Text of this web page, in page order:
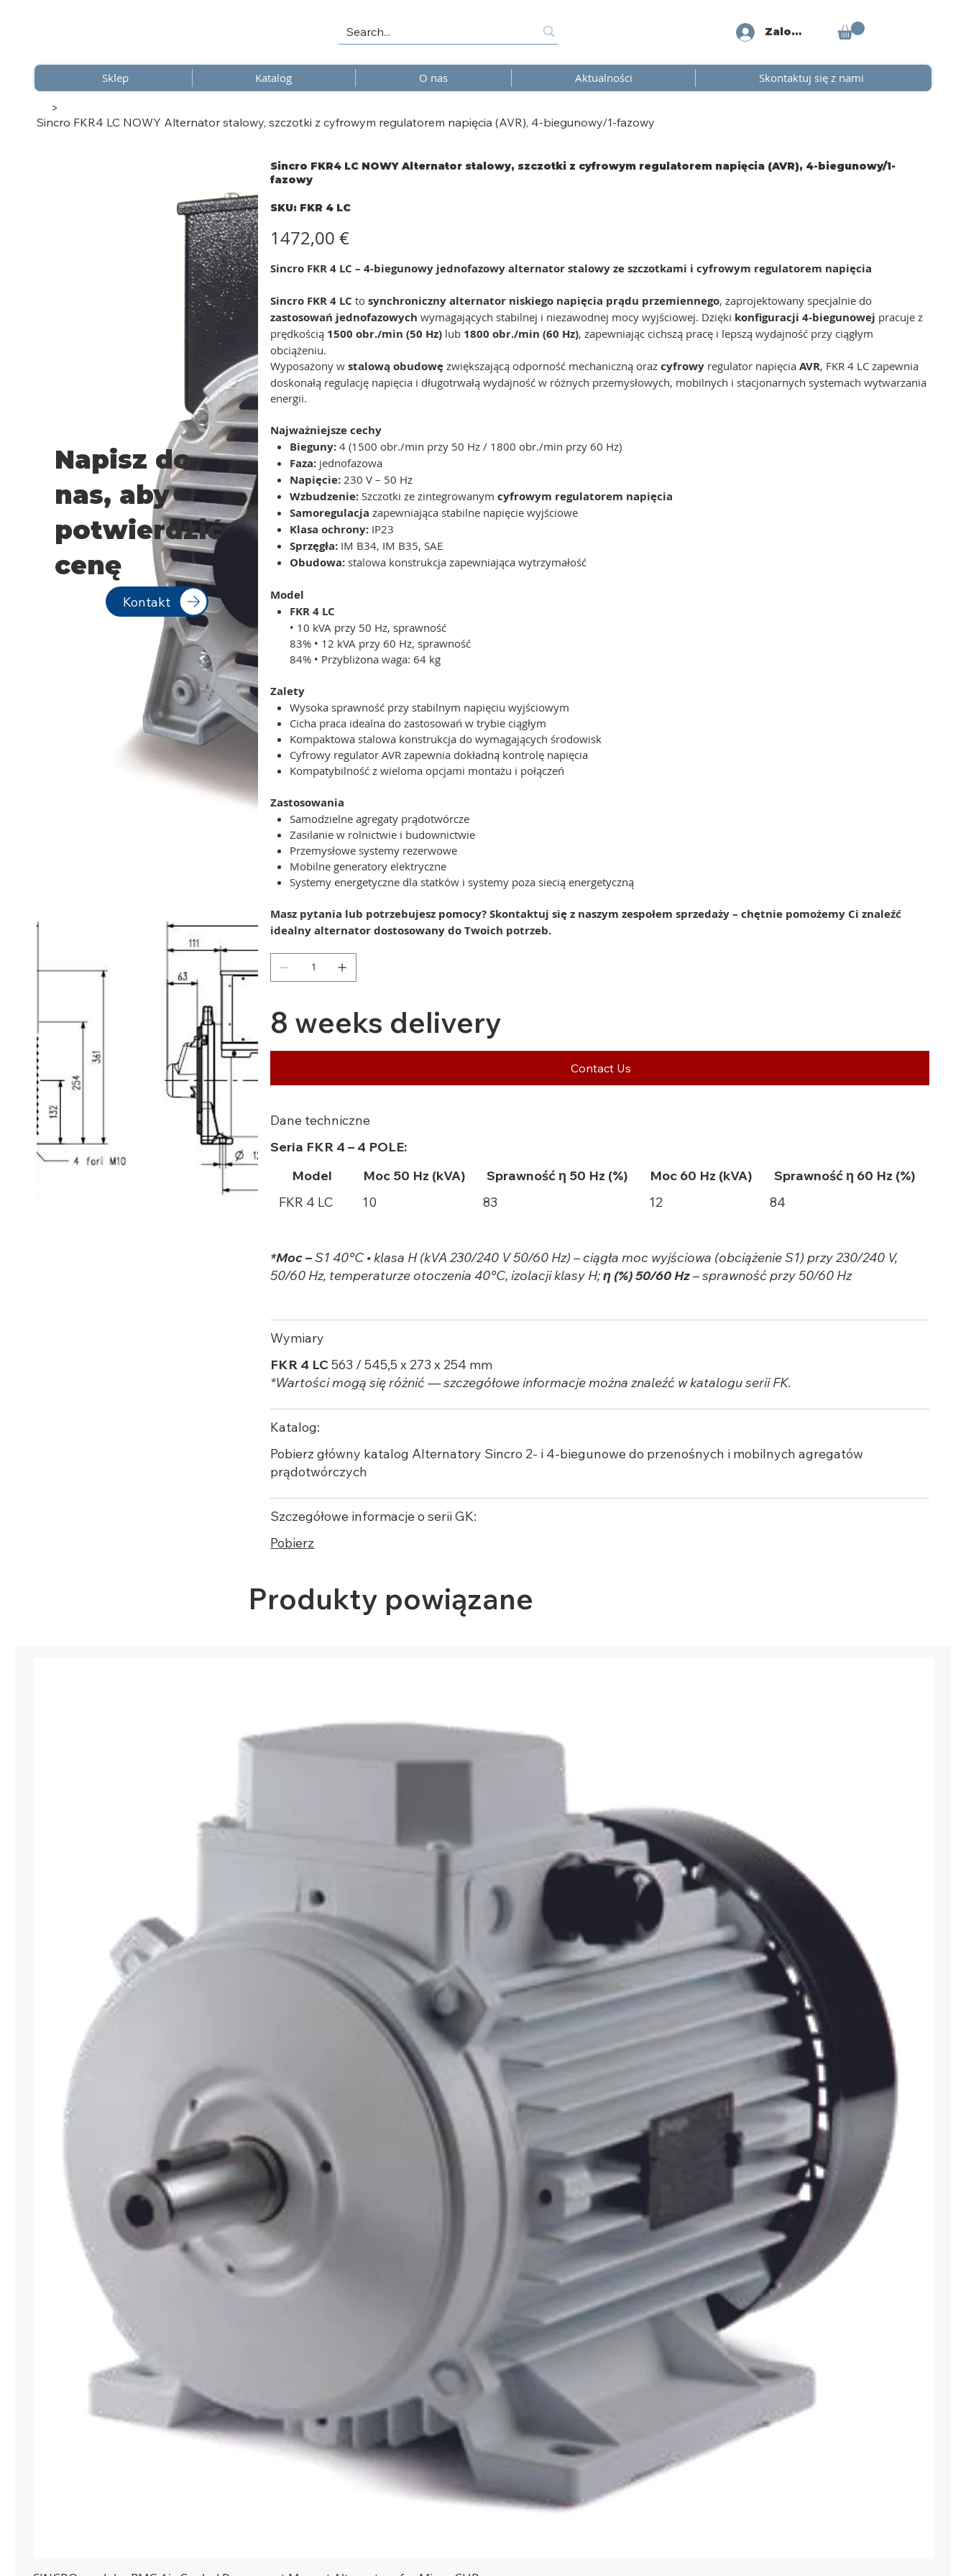
Zaloguj się
Sklep Katalog O nas Aktualności Skontaktuj się z nami
>
Sincro FKR4 LC NOWY Alternator stalowy, szczotki z cyfrowym regulatorem napięcia (AVR), 4-biegunowy/1-fazowy
Sincro FKR4 LC NOWY Alternator stalowy, szczotki z cyfrowym regulatorem napięcia (AVR), 4-biegunowy/1-
fazowy
SKU: SKU
FKR
FKR 4 LC
1472,00 €
Sincro FKR 4 LC – 4-biegunowy jednofazowy alternator stalowy ze szczotkami i cyfrowym regulatorem napięcia
Sincro FKR 4 LC tosynchroniczny alternator niskiego napięcia prądu przemiennego, zaprojektowany specjalnie do
zastosowań jednofazowych wymagających stabilnej i niezawodnej mocy wyjściowej. Dzięki konfiguracji 4-biegunowej pracuje z
prędkością 1500 obr./min (50 Hz) lub 1800 obr./min (60 Hz), zapewniając cichszą pracę i lepszą wydajność przy ciągłym
obciążeniu.
Wyposażony wstalową obudowę zwiększającą odporność mechaniczną orazcyfrowy regulator napięciaAVR, FKR 4 LC zapewnia
doskonałą regulację napięcia i długotrwałą wydajność w różnych przemysłowych, mobilnych i stacjonarnych systemach wytwarzania
energii.
Najważniejsze cechy
Bieguny: 4 (1500 obr./min przy 50 Hz / 1800 obr./min przy 60 Hz)
Faza: jednofazowa
Napięcie: 230 V – 50 Hz
Wzbudzenie: Szczotki ze zintegrowanymcyfrowym regulatorem napięcia
Samoregulacja zapewniająca stabilne napięcie wyjściowe
Klasa ochrony: IP23
Sprzęgła: IM B34, IM B35, SAE
Obudowa: stalowa konstrukcja zapewniająca wytrzymałość
Model
FKR 4 LC
• 10 kVA przy 50 Hz, sprawność
83% • 12 kVA przy 60 Hz, sprawność
84% • Przybliżona waga: 64 kg
Zalety
Wysoka sprawność przy stabilnym napięciu wyjściowym
Cicha praca idealna do zastosowań w trybie ciągłym
Kompaktowa stalowa konstrukcja do wymagających środowisk
Cyfrowy regulator AVR zapewnia dokładną kontrolę napięcia
Kompatybilność z wieloma opcjami montażu i połączeń
Zastosowania
Samodzielne agregaty prądotwórcze
Zasilanie w rolnictwie i budownictwie
Przemysłowe systemy rezerwowe
Mobilne generatory elektryczne
Systemy energetyczne dla statków i systemy poza siecią energetyczną
Masz pytania lub potrzebujesz pomocy? Skontaktuj się z naszym zespołem sprzedaży – chętnie pomożemy Ci znaleźć
idealny alternator dostosowany do Twoich potrzeb.
8 weeks delivery
Contact Us
Dane techniczne
Seria FKR 4 – 4 POLE:
Model
Moc 50 Hz (kVA) Sprawność η 50 Hz (%) Moc 60 Hz (kVA)
Sprawność η 60 Hz (%)
FKR 4 LC
10 83 12 84
*Moc –S1 40°C • klasa H (kVA 230/240 V 50/60 Hz) – ciągła moc wyjściowa (obciążenie S1) przy 230/240 V,
50/60 Hz, temperaturze otoczenia 40°C, izolacji klasy H;η (%) 50/60 Hz– sprawność przy 50/60 Hz
Wymiary
FKR 4 LC 563 / 545,5 x 273 x 254 mm
*Wartości mogą się różnić — szczegółowe informacje można znaleźć w katalogu serii FK.
Katalog:
Pobierz główny katalog Alternatory Sincro 2- i 4-biegunowe do przenośnych i mobilnych agregatów
prądotwórczych
Szczegółowe informacje o serii GK:
Pobierz
Napisz do
nas, aby
potwierdzić
cenę
Kontakt
Produkty powiązane